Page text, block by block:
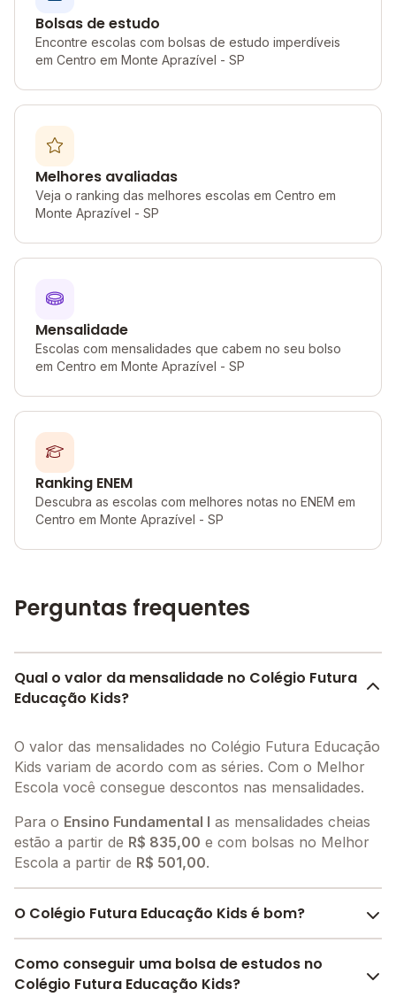
Bolsas de estudo
Encontre escolas com bolsas de estudo imperdíveis
em Centro em Monte Aprazível - SP
Melhores avaliadas
Veja o ranking das melhores escolas em Centro em
Monte Aprazível - SP
Mensalidade
Escolas com mensalidades que cabem no seu bolso
em Centro em Monte Aprazível - SP
Ranking ENEM
Descubra as escolas com melhores notas no ENEM em
Centro em Monte Aprazível - SP
Perguntas frequentes
Qual o valor da mensalidade no Colégio Futura
Educação Kids?
O valor das mensalidades no Colégio Futura Educação
Kids variam de acordo com as séries. Com o Melhor
Escola você consegue descontos nas mensalidades.
Para o Ensino Fundamental I as mensalidades cheias
estão a partir de R$ 835,00 e com bolsas no Melhor
Escola a partir de R$ 501,00.
O Colégio Futura Educação Kids é bom?
O Colégio Futura Educação Kids é bem avaliado por
pais, alunos e funcionários da escola, com uma
Como conseguir uma bolsa de estudos no
Colégio Futura Educação Kids?